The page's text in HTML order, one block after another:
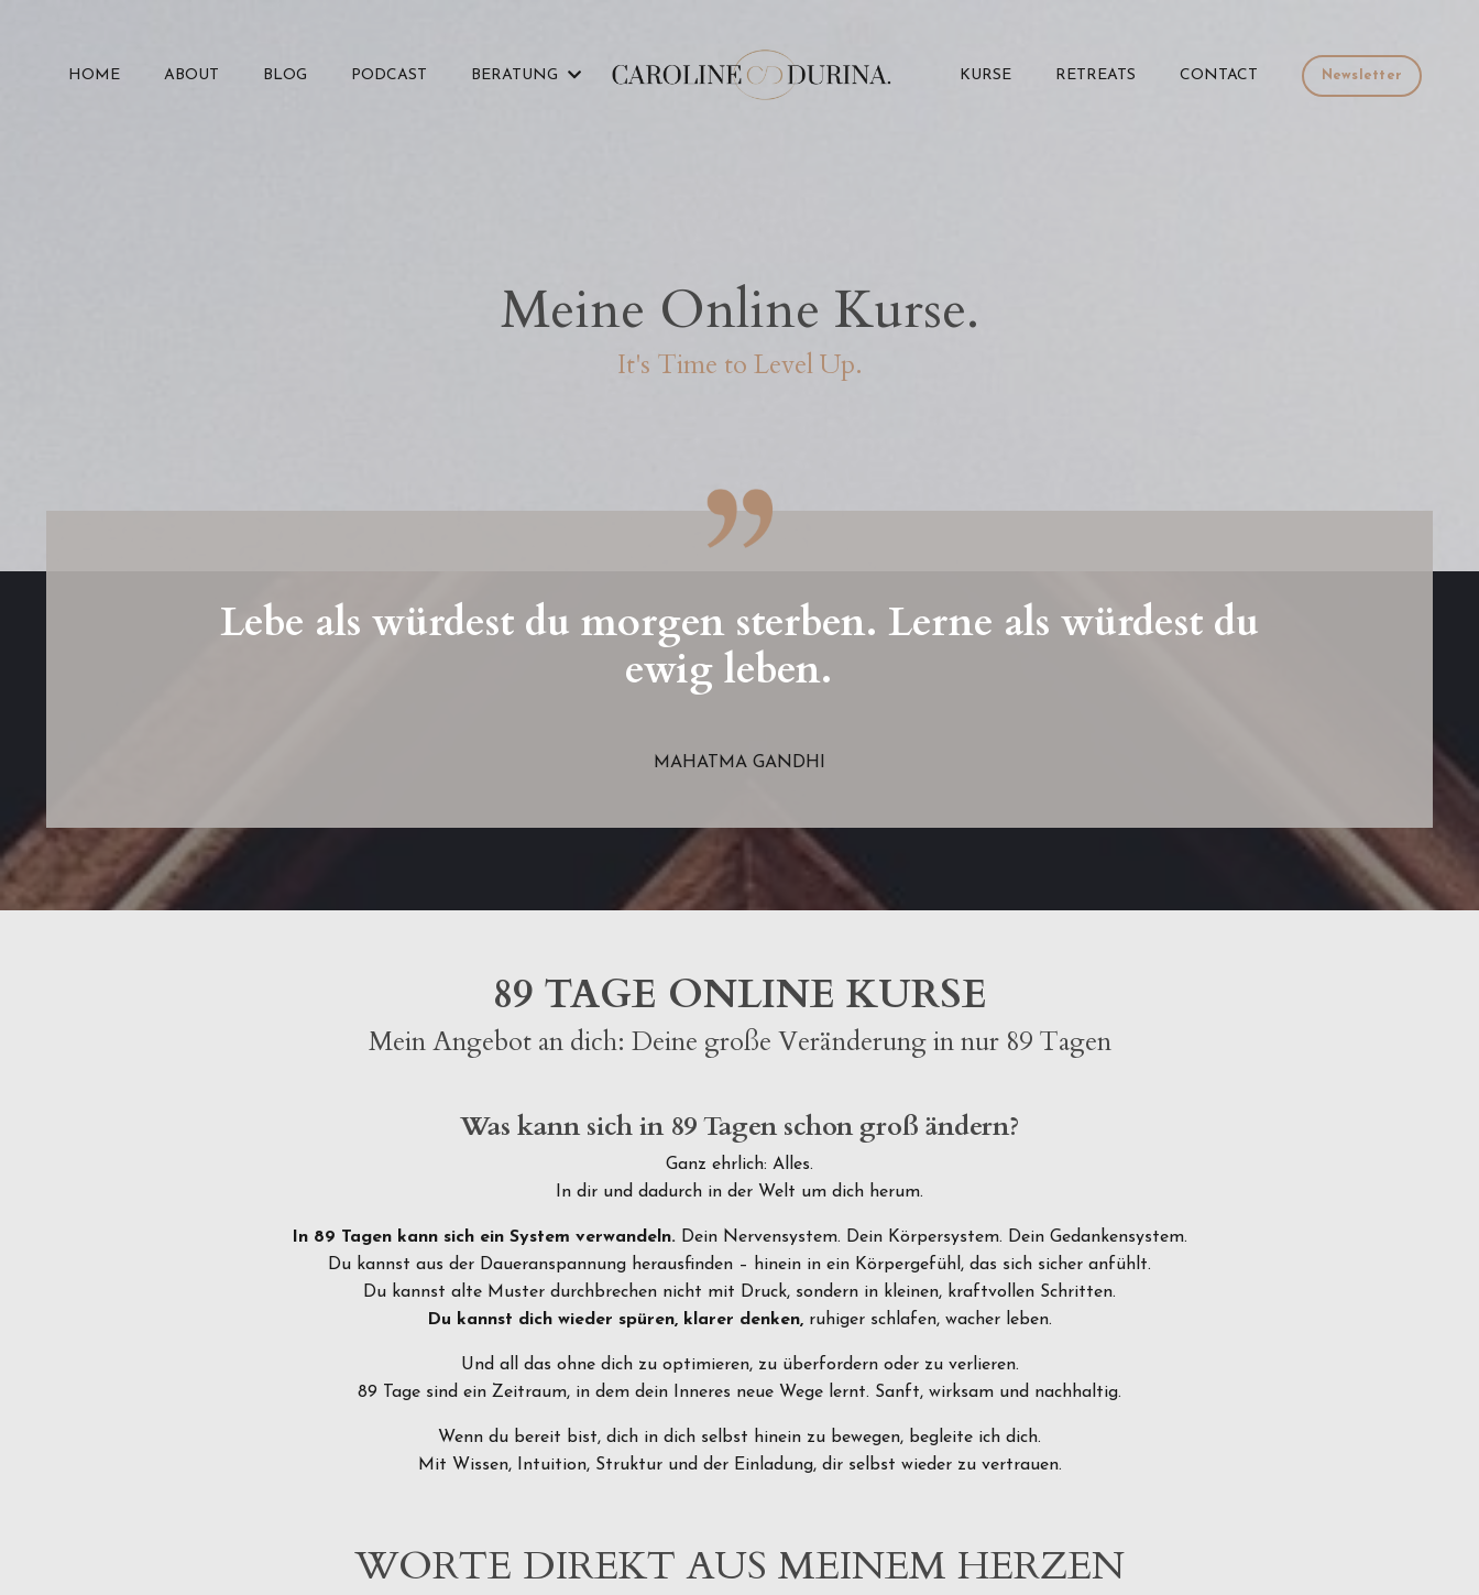
HOME ABOUT BLOG PODCAST BERATUNG KURSE RETREATS CONTACT Newsletter
Meine Online Kurse.
It's Time to Level Up.
Lebe als würdest du morgen sterben. Lerne als würdest du
ewig leben.
MAHATMA GANDHI
89 TAGE ONLINE KURSE
Mein Angebot an dich: Deine große Veränderung in nur 89 Tagen
Was kann sich in 89 Tagen schon groß ändern?
Ganz ehrlich: Alles.
In dir und dadurch in der Welt um dich herum.
In 89 Tagen kann sich ein System verwandeln. Dein Nervensystem. Dein Körpersystem. Dein Gedankensystem.
Du kannst aus der Daueranspannung herausfinden – hinein in ein Körpergefühl, das sich sicher anfühlt.
Du kannst alte Muster durchbrechen nicht mit Druck, sondern in kleinen, kraftvollen Schritten.
Du kannst dich wieder spüren, klarer denken, ruhiger schlafen, wacher leben.
Und all das ohne dich zu optimieren, zu überfordern oder zu verlieren.
89 Tage sind ein Zeitraum, in dem dein Inneres neue Wege lernt. Sanft, wirksam und nachhaltig.
Wenn du bereit bist, dich in dich selbst hinein zu bewegen, begleite ich dich.
Mit Wissen, Intuition, Struktur und der Einladung, dir selbst wieder zu vertrauen.
WORTE DIREKT AUS MEINEM HERZEN